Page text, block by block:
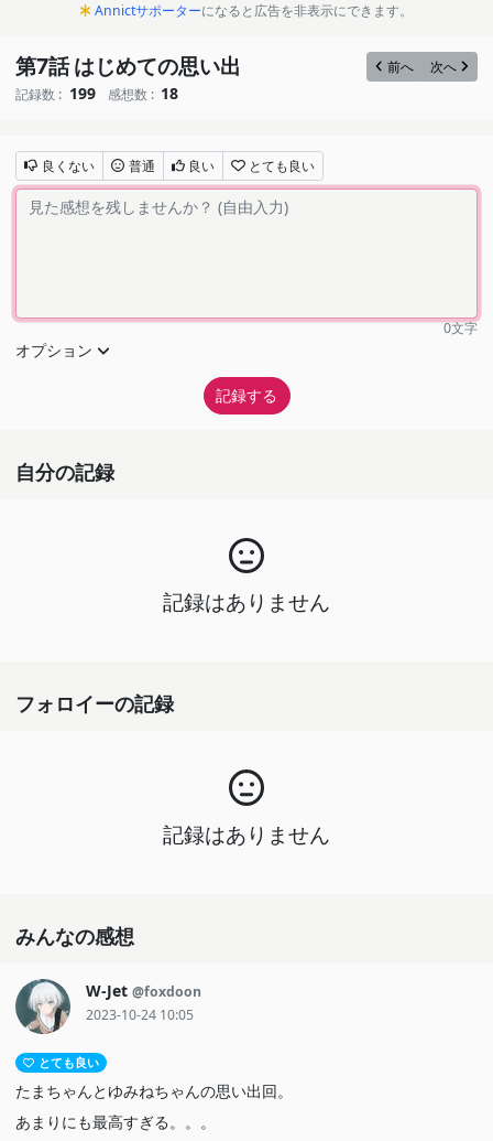
Annictサポーターになると広告を非表示にできます。
第7話 はじめての思い出 前へ
次へ
記録数 : 199 感想数 : 18
良くない 普通 良い とても良い
0文字
オプション
自分の記録
記録はありません
フォロイーの記録
記録はありません
みんなの感想
W-Jet @foxdoon
2023-10-24 10:05
とても良い
たまちゃんとゆみねちゃんの思い出回。
あまりにも最高すぎる。。。